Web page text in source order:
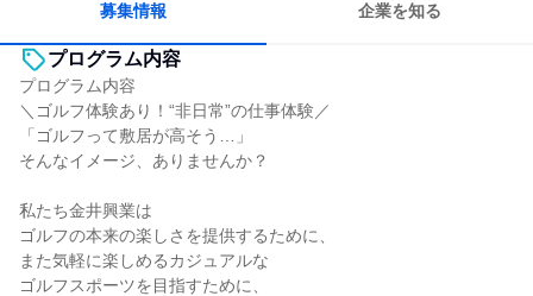
募集情報 企業を知る
プログラム内容
プログラム内容
＼ゴルフ体験あり！“非日常”の仕事体験／
「ゴルフって敷居が高そう…」
そんなイメージ、ありませんか？
私たち金井興業は
ゴルフの本来の楽しさを提供するために、
また気軽に楽しめるカジュアルな
ゴルフスポーツを目指すために、